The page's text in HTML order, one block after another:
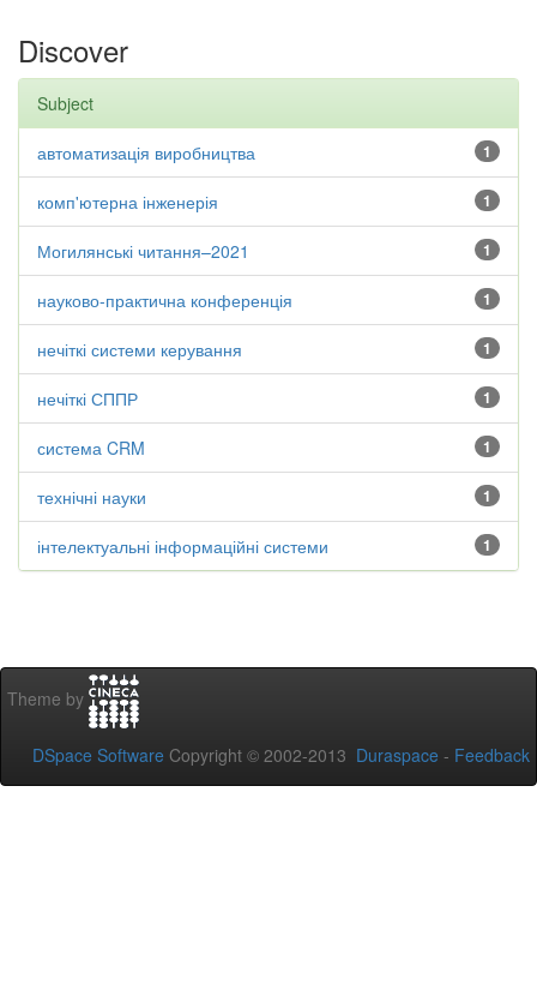
Discover
Subject
1
автоматизація виробництва
1
комп'ютерна інженерія
1
Могилянські читання–2021
1
науково-практична конференція
1
нечіткі системи керування
1
нечіткі СППР
1
система CRM
1
технічні науки
1
інтелектуальні інформаційні системи
Theme by
DSpace Software Copyright © 2002-2013 Duraspace - Feedback